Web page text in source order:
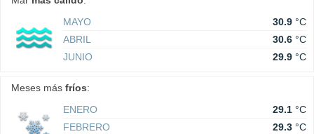
MAYO
30.9 °C
ABRIL
30.6 °C
JUNIO
29.9 °C
Meses más fríos:
ENERO
29.1 °C
FEBRERO
29.3 °C